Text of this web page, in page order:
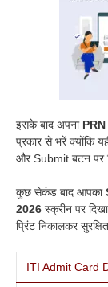
इसके बाद अपना
प्रकार से भरें क्योंकि
और Submit बटन पर
कुछ सेकंड बाद आपका
2026 स्क्रीन पर
प्रिंट निकालकर
ITI Admit Card